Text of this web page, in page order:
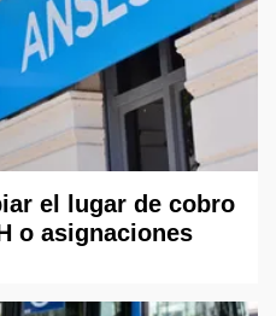
el lugar de cobro
o asignaciones